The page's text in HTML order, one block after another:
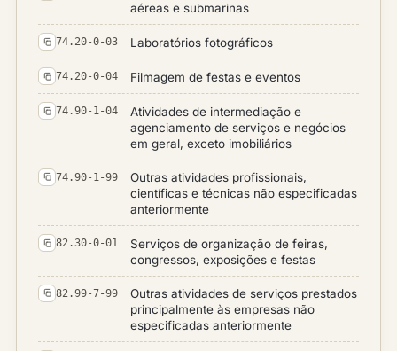
aéreas e submarinas
74.20-0-03 Laboratórios fotográficos
74.20-0-04 Filmagem de festas e eventos
74.90-1-04
Atividades de intermediação e
agenciamento de serviços e negócios
em geral, exceto imobiliários
74.90-1-99
Outras atividades profissionais,
científicas e técnicas não especificadas
anteriormente
82.30-0-01
Serviços de organização de feiras,
congressos, exposições e festas
82.99-7-99
Outras atividades de serviços prestados
principalmente às empresas não
especificadas anteriormente